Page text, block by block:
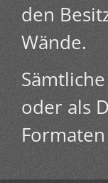
den
Wände.
oder als